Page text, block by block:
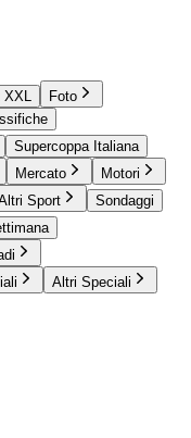
XXL
Foto
Supercoppa Italiana
Mercato
Motori
Sport
Sondaggi
Altri Speciali